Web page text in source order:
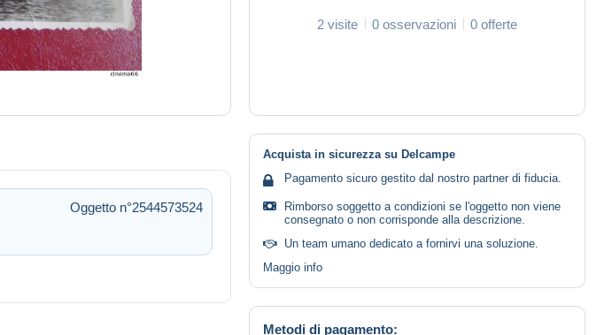
2 visite 0 osservazioni 0 offerte
Oggetto n°2544573524
Acquista in sicurezza su Delcampe
Pagamento sicuro gestito dal nostro partner di fiducia.
Rimborso soggetto a condizioni se l'oggetto non viene
consegnato o non corrisponde alla descrizione.
Un team umano dedicato a fornirvi una soluzione.
Maggio info
Metodi di pagamento: